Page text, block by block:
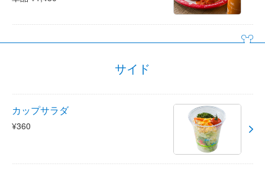
サイド
カップサラダ
¥360